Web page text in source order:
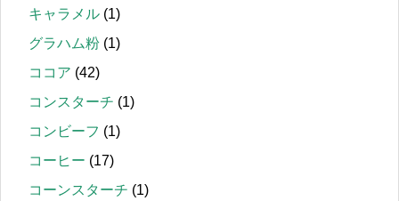
キャラメル (1)
グラハム粉 (1)
ココア (42)
コンスターチ (1)
コンビーフ (1)
コーヒー (17)
コーンスターチ (1)